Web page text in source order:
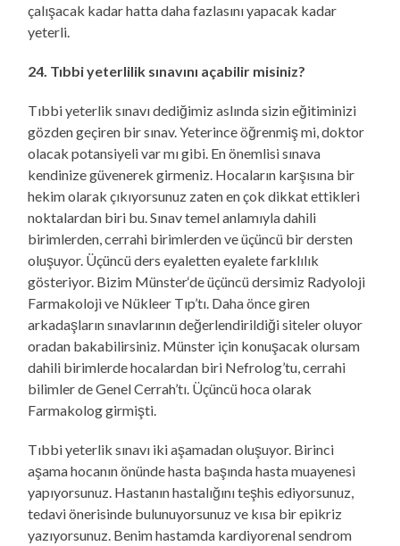
çalışacak kadar hatta daha fazlasını yapacak kadar
yeterli.
24. Tıbbi yeterlilik sınavını açabilir misiniz?
Tıbbi yeterlik sınavı dediğimiz aslında sizin eğitiminizi
gözden geçiren bir sınav. Yeterince öğrenmiş mi, doktor
olacak potansiyeli var mı gibi. En önemlisi sınava
kendinize güvenerek girmeniz. Hocaların karşısına bir
hekim olarak çıkıyorsunuz zaten en çok dikkat ettikleri
noktalardan biri bu. Sınav temel anlamıyla dahili
birimlerden, cerrahi birimlerden ve üçüncü bir dersten
oluşuyor. Üçüncü ders eyaletten eyalete farklılık
gösteriyor. Bizim Münster‘de üçüncü dersimiz Radyoloji
Farmakoloji ve Nükleer Tıp’tı. Daha önce giren
arkadaşların sınavlarının değerlendirildiği siteler oluyor
oradan bakabilirsiniz. Münster için konuşacak olursam
dahili birimlerde hocalardan biri Nefrolog’tu, cerrahi
bilimler de Genel Cerrah’tı. Üçüncü hoca olarak
Farmakolog girmişti.
Tıbbi yeterlik sınavı iki aşamadan oluşuyor. Birinci
aşama hocanın önünde hasta başında hasta muayenesi
yapıyorsunuz. Hastanın hastalığını teşhis ediyorsunuz,
tedavi önerisinde bulunuyorsunuz ve kısa bir epikriz
yazıyorsunuz. Benim hastamda kardiyorenal sendrom